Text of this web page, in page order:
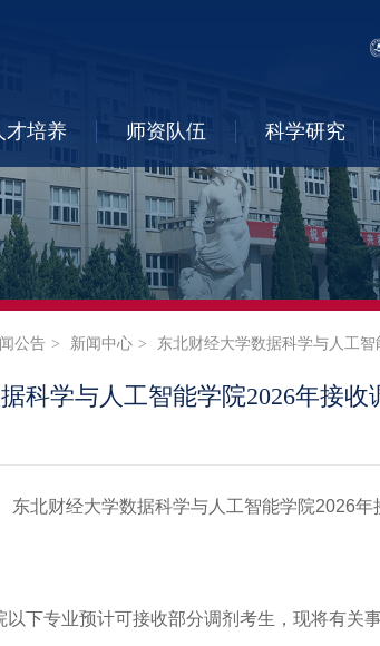
才培养 师资队伍 科学研究
公告 新闻中心 东北财经大学数据科学与人工
科学与人工智能学院2026年接收
东北财经大学数据科学与人工智能学院2026年
下专业预计可接收部分调剂考生，现将有关